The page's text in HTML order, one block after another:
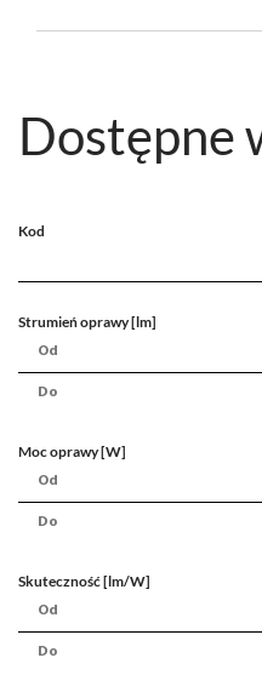
Dostępne
Kod
Strumień oprawy [lm]
Moc oprawy [W]
Skuteczność [lm/W]